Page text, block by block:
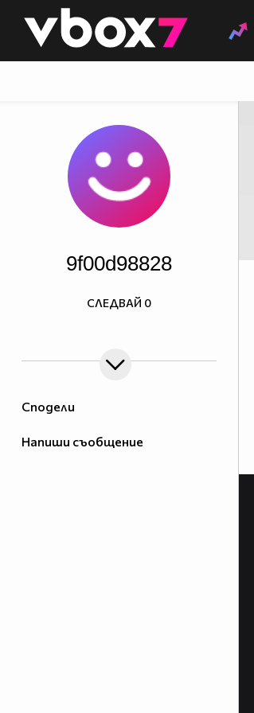
👾
Сподели
Напиши съобщение
9f00d98828
СЛЕДВАЙ 0